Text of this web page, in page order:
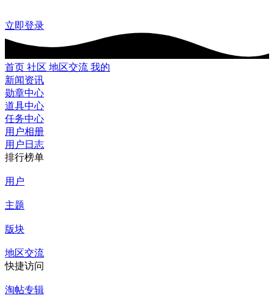
立即登录
首页 社区 地区交流 我的
新闻资讯
勋章中心
道具中心
任务中心
用户相册
用户日志
排行榜单
用户
主题
版块
地区交流
快捷访问
淘帖专辑